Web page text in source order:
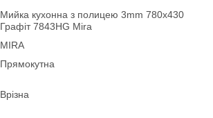
Мийка кухонна з полицею 3mm 780х430
Графіт 7843HG Mira
MIRA
Прямокутна
Врізна